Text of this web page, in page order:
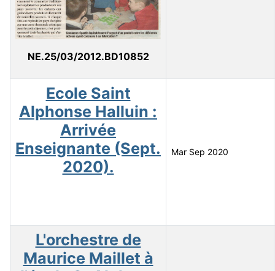
NE.25/03/2012.BD10852
Ecole Saint
Alphonse Halluin :
Arrivée
Enseignante (Sept.
2020).
Mar Sep 2020
L'orchestre de
Maurice Maillet à